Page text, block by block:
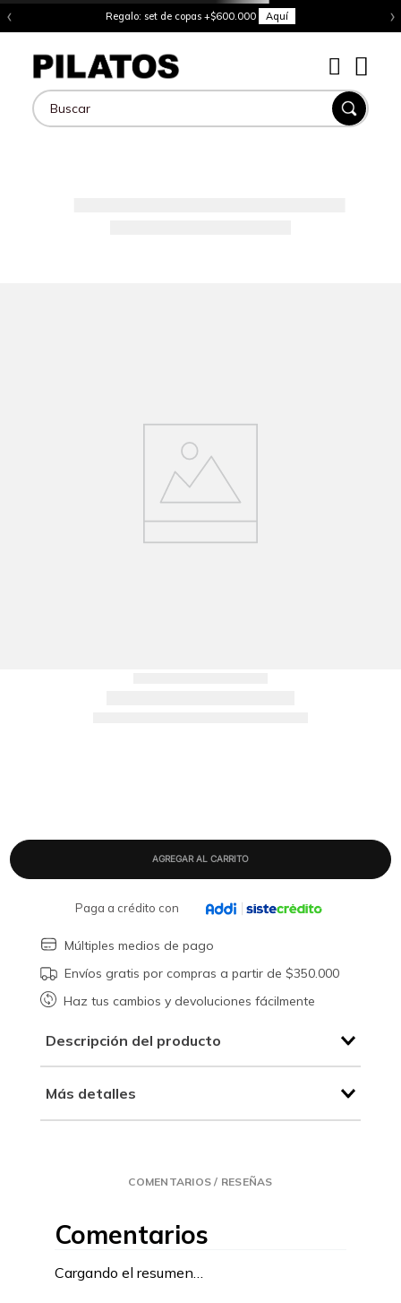
‹ Regalo: set de copas +$600.000 Aquí ›
Buscar
Paga a crédito con
Múltiples medios de pago
Envíos gratis por compras a partir de $350.000
Haz tus cambios y devoluciones fácilmente
Descripción del producto
Más detalles
COMENTARIOS / RESEÑAS
Comentarios
Cargando el resumen…